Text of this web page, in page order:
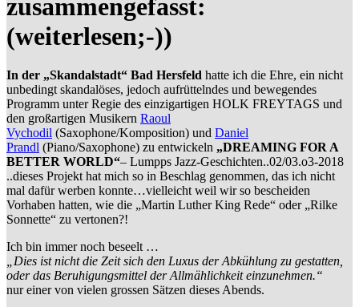
zusammengefasst:
(weiterlesen;-))
In der „Skandalstadt“ Bad Hersfeld hatte ich die Ehre, ein nicht
unbedingt skandalöses, jedoch aufrüttelndes und bewegendes
Programm unter Regie des einzigartigen HOLK FREYTAGS und
den großartigen Musikern Raoul
Vychodil (Saxophone/Komposition) und Daniel
Prandl (Piano/Saxophone) zu entwickeln „DREAMING FOR A
BETTER WORLD“– Lumpps Jazz-Geschichten..02/03.o3-2018
..dieses Projekt hat mich so in Beschlag genommen, das ich nicht
mal dafür werben konnte…vielleicht weil wir so bescheiden
Vorhaben hatten, wie die „Martin Luther King Rede“ oder „Rilke
Sonnette“ zu vertonen?!
Ich bin immer noch beseelt …
„Dies ist nicht die Zeit sich den Luxus der Abkühlung zu gestatten,
oder das Beruhigungsmittel der Allmählichkeit einzunehmen.“
nur einer von vielen grossen Sätzen dieses Abends.